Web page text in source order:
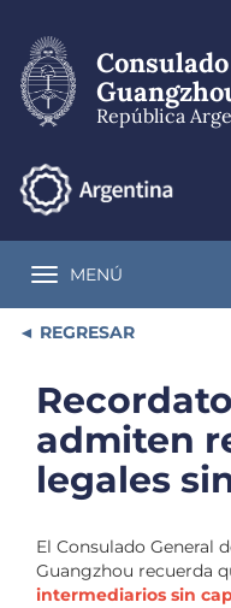
contenido
principal
República
Toggle navigation
MENÚ
REGRESAR
admiten
legales
El Consulado General
Guangzhou recuerda
intermediarios sin